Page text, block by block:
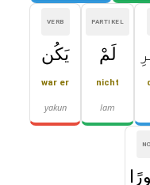
PARTIKEL
لَمْ
nicht
lam
VERB
يَكُن
war er
yakun